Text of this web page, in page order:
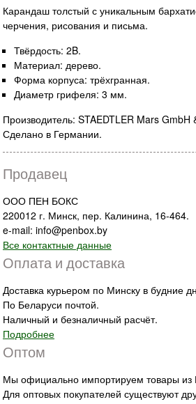
Карандаш толстый с уникальным
черчения, рисования и письма.
Твёрдость: 2B.
Материал: дерево.
Форма корпуса: трёхгранная.
Диаметр грифеля: 3 мм.
Производитель: STAEDTLER Mars GmbH
Сделано в Германии.
Продавец
ООО ПЕН БОКС
220012 г. Минск, пер. Калинина, 16-464.
e-mail: info@penbox.by
Все контактные данные
Оплата и доставка
Доставка курьером по Минску в будние
По Беларуси почтой.
Наличный и безналичный расчёт.
Подробнее
Оптом
Мы официально импортируем товары из
Для оптовых покупателей существуют